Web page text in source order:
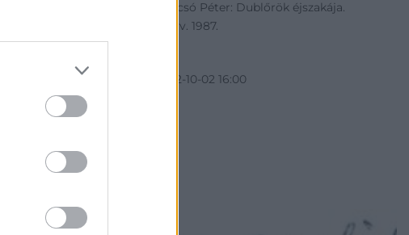
Filmforgatókönyv. Bacsó Péter: Dublőrök éjszakája.
Technikai forgatókönyv. 1987.
Kikiáltási ár:
Aukció időpontja: 2022-10-02 16:00
MEGTEKINTEM